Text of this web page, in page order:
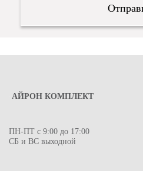
АЙРОН КОМПЛЕКТ
ПН-ПТ с 9:00 до 17:00
СБ и ВС выходной